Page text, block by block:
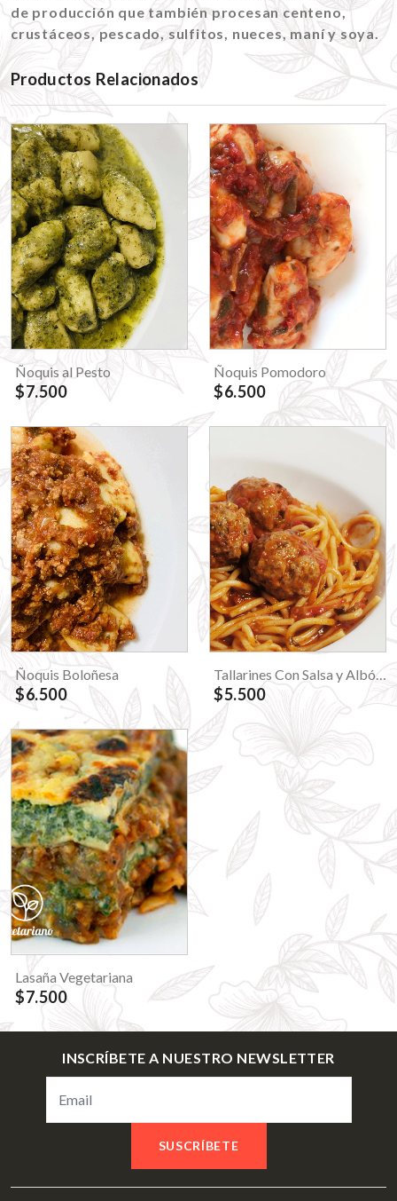
de producción que también procesan centeno,
crustáceos, pescado, sulfitos, nueces, maní y soya.
Productos Relacionados
Ñoquis al Pesto
$7.500
Ñoquis Pomodoro
$6.500
Ñoquis Boloñesa
$6.500 $5.500
Lasaña Vegetariana
$7.500
INSCRÍBETE A NUESTRO NEWSLETTER
SUSCRÍBETE